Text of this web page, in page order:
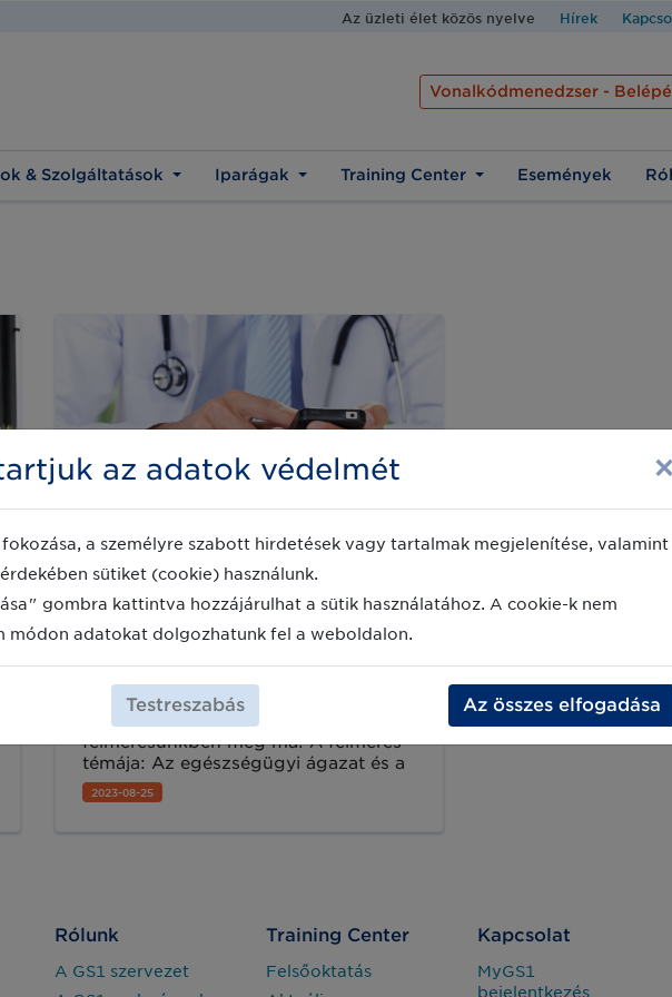
Az üzleti élet közös nyelve Hírek
Vonalkódmenedzser -
& Szolgáltatások Iparágak Training Center Események
Véleménye számít nekünk -
Vegyen részt az egészségügyi
ágazatot érintő
felmérésünkben!
Hallassa a hangját: Vegyen részt a
feltörekvő technológiákról szóló
felmérésünkben még ma! A felmérés
témája: Az egészségügyi ágazat és a
globális GS1 Healthcare szakértői
számára releváns új technológiák
2023-08-25
Rólunk
A GS1 szervezet
Training Center
Felsőoktatás
Kapcsolat
MyGS1
bejelentkezés
az adatok védelmét ×
a személyre szabott hirdetések vagy tartalmak megjelenítése, valamint
sütiket (cookie) használunk.
gombra kattintva hozzájárulhat a sütik használatához. A cookie-k nem
módon adatokat dolgozhatunk fel a weboldalon.
Testreszabás Az összes elfogadása